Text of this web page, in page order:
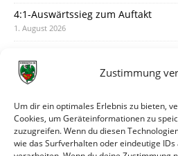
Zustimmung
Um dir ein optimales Erlebnis zu bieten,
Cookies, um Geräteinformationen zu
zuzugreifen. Wenn du diesen
wie das Surfverhalten oder eindeutige
4:1-Auswärtssieg zum Auftakt
1. August 2026
31. Juli 2026
30. Juli 2026
Deine Spielminute: 89+1
28. Juli 2026